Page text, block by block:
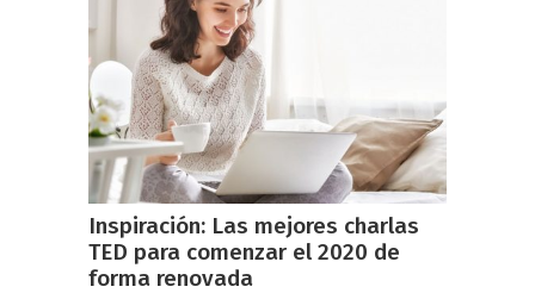
Inspiración: Las mejores charlas
TED para comenzar el 2020 de
forma renovada